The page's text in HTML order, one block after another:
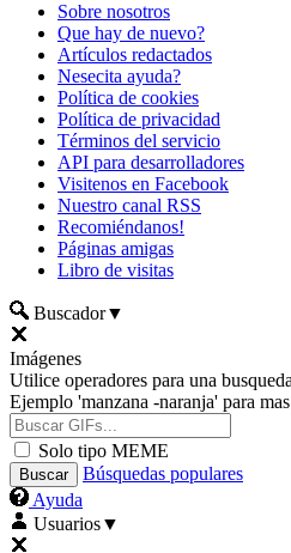
Sobre nosotros
Que hay de nuevo?
Artículos redactados
Nesecita ayuda?
Política de cookies
Política de privacidad
Términos del servicio
API para desarrolladores
Visitenos en Facebook
Nuestro canal RSS
Recomiéndanos!
Páginas amigas
Libro de visitas
Buscador▼
Imágenes
Utilice operadores para una
Ejemplo 'manzana -naranja' para
Solo tipo MEME
Búsquedas populares
Ayuda
Usuarios▼